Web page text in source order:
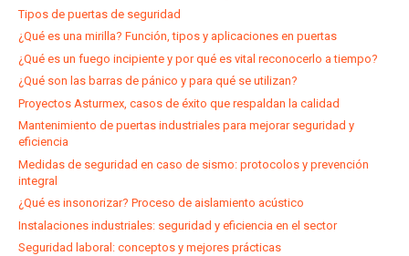
Tipos de puertas de seguridad
¿Qué es una mirilla? Función, tipos y aplicaciones en puertas
¿Qué es un fuego incipiente y por qué es vital reconocerlo a tiempo?
¿Qué son las barras de pánico y para qué se utilizan?
Proyectos Asturmex, casos de éxito que respaldan la calidad
Mantenimiento de puertas industriales para mejorar seguridad y
eficiencia
Medidas de seguridad en caso de sismo: protocolos y prevención
integral
¿Qué es insonorizar? Proceso de aislamiento acústico
Instalaciones industriales: seguridad y eficiencia en el sector
Seguridad laboral: conceptos y mejores prácticas